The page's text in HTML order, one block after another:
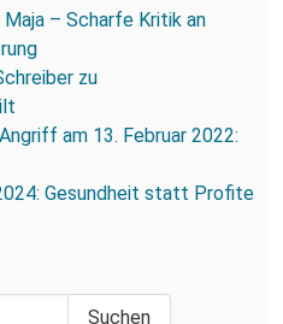
– Scharfe Kritik an
zu
am 13. Februar 2022:
Gesundheit statt Profite